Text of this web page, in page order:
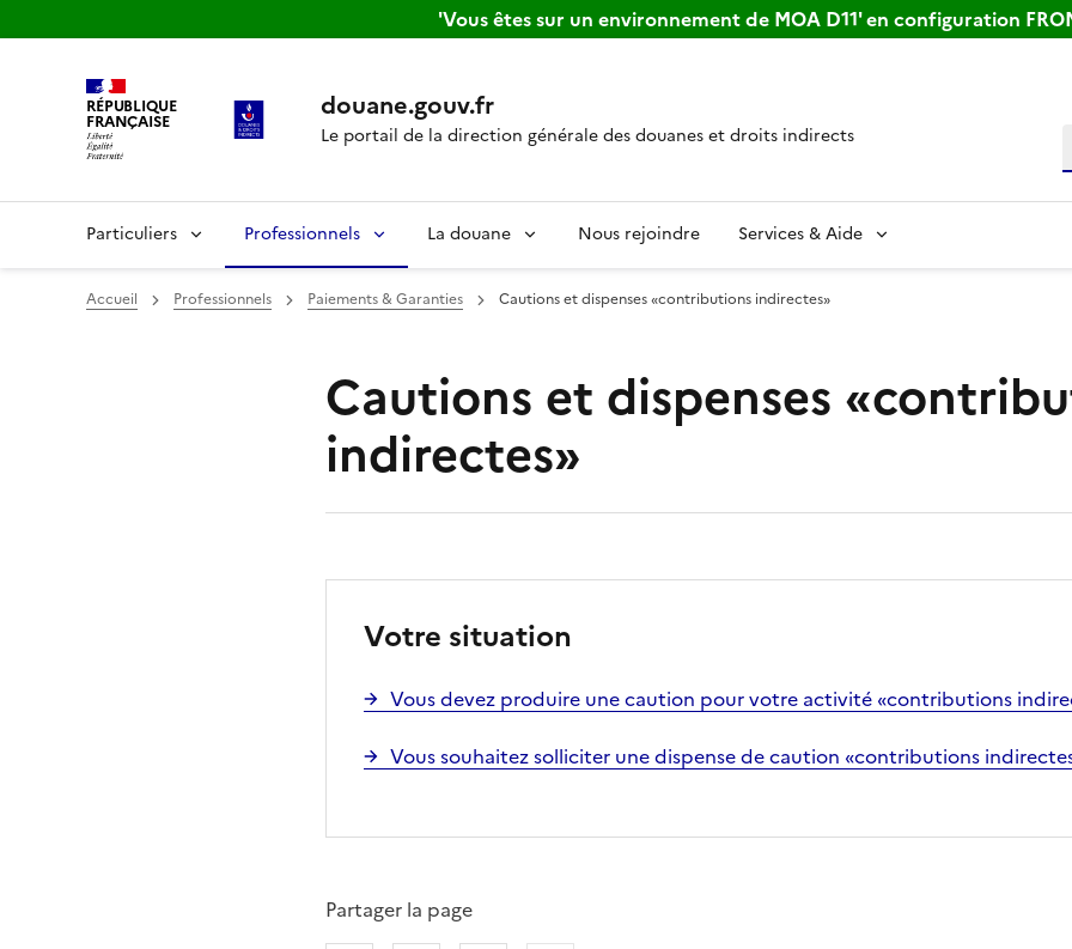
'Vous êtes sur un environnement de MOA D11' en configuration
RÉPUBLIQUE
FRANÇAISE douane.gouv.fr
Le portail de la direction générale des douanes et droits indirects
Particuliers Professionnels La douane Nous rejoindre Services & Aide
Accueil Professionnels Paiements & Garanties Cautions et dispenses «contributions indirectes»
Cautions et dispenses
indirectes»
Votre situation
Vous devez produire une caution pour votre activité «contributions
Vous souhaitez solliciter une dispense de caution «contributions
Partager la page